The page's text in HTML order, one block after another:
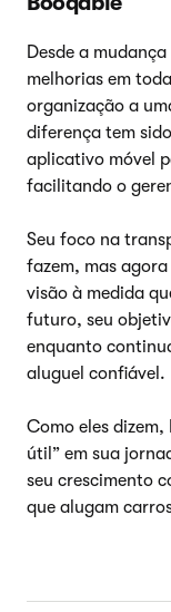
Desde a
melhorias em
organização a
diferença tem
aplicativo móvel
facilitando o
Seu foco na
fazem, mas
visão à medida
futuro, seu
enquanto
aluguel confiável.
Como eles
útil” em sua
seu crescimento
que alugam